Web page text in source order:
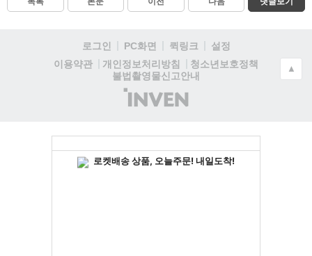
로그인 PC화면 퀵링크
설정
이용약관
개인정보처리방침
청소년보호정책
불법촬영물신고안내
(주)
인
▲